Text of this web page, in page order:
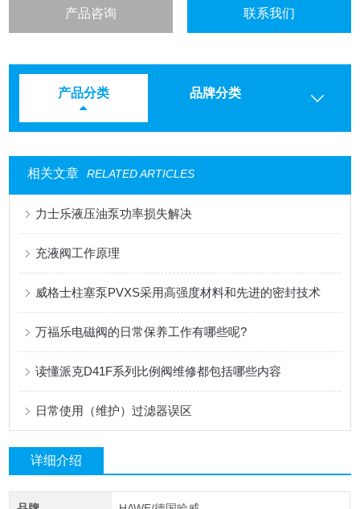
产品咨询 联系我们
产品分类 品牌分类
相关文章 RELATED ARTICLES
力士乐液压油泵功率损失解决
充液阀工作原理
威格士柱塞泵PVXS采用高强度材料和先进的密封技术
万福乐电磁阀的日常保养工作有哪些呢?
读懂派克D41F系列比例阀维修都包括哪些内容
日常使用（维护）过滤器误区
详细介绍